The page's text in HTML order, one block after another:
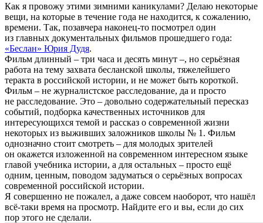
Как я провожу этими зимними каникулами? Делаю некоторые
вещи, на которые в течение года не находится, к сожалению,
времени. Так, позавчера наконец-то посмотрел один
из главных документальных фильмов прошедшего года:
«Беслан» Юрия Дудя.
Фильм длинный – три часа и десять минут –, но серьёзная
работа на тему захвата бесланской школы, тяжелейшего
теракта в российской истории, и не может быть короткой.
Фильм – не журналистское расследование, да и просто
не расследование. Это – довольно содержательный пересказ
событий, подборка качественных источников для
интересующихся темой и рассказ о современной жизни
некоторых из выживших заложников школы № 1. Фильм
однозначно стоит смотреть – для молодых зрителей
он окажется изложенной на современном интересном языке
главой учебника истории, а для остальных – просто ещё
одним, ценным, поводом задуматься о серьёзных вопросах
современной российской истории.
Я совершенно не пожалел, а даже совсем наоборот, что нашёл
всё-таки время на просмотр. Найдите его и вы, если до сих
пор этого не сделали.